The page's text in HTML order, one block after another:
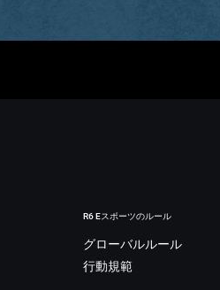
R6 Eスポーツのルール
グローバルルール
行動規範